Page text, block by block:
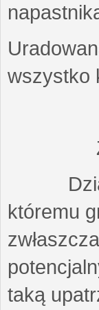
wszystko
Działo
któremu
taką